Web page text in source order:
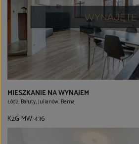
MIESZKANIE NA WYNAJEM
Łódź, Bałuty, Julianów, Bema
K2G-MW-436